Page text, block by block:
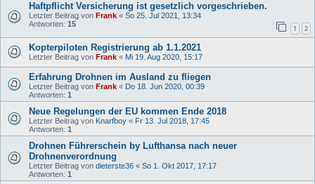
Haftpflicht Versicherung ist gesetzlich vorgeschrieben.
Letzter Beitrag von Frank « So 25. Jul 2021, 13:34
Antworten: 15 1 2
Kopterpiloten Registrierung ab 1.1.2021
Letzter Beitrag von Frank « Mi 19. Aug 2020, 15:17
Erfahrung Drohnen im Ausland zu fliegen
Letzter Beitrag von Frank « Do 18. Jun 2020, 00:39
Antworten: 1
Neue Regelungen der EU kommen Ende 2018
Letzter Beitrag von Knarfboy « Fr 13. Jul 2018, 17:45
Antworten: 1
Drohnen Führerschein by Lufthansa nach neuer
Drohnenverordnung
Letzter Beitrag von dieterste36 « So 1. Okt 2017, 17:17
Antworten: 1